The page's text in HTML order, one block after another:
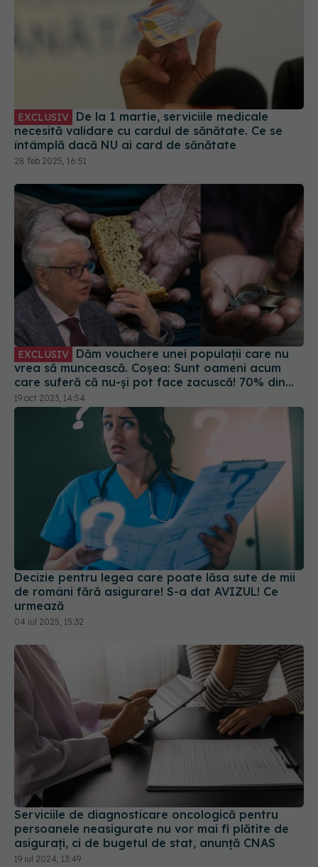
necesită validare cu cardul de sănătate. Ce se
întâmplă dacă NU ai card de sănătate
28 feb 2025, 16:51
EXCLUSIV Dăm vouchere unei populații care nu
vrea să muncească. Coșea: Sunt oameni acum
care suferă că nu-și pot face zacuscă! 70% din
populația României este în pericol de sărăcie
cronică, oficial!
19 oct 2023, 14:54
Decizie pentru legea care poate lăsa sute de mii
de români fără asigurare! S-a dat AVIZUL! Ce
urmează
04 iul 2025, 15:32
Serviciile de diagnosticare oncologică pentru
persoanele neasigurate nu vor mai fi plătite de
asigurați, ci de bugetul de stat, anunță CNAS
19 iul 2024, 13:49